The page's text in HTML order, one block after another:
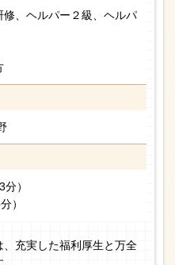
、ヘルパー２級、ヘルパ
）
）
充実した福利厚生と万全